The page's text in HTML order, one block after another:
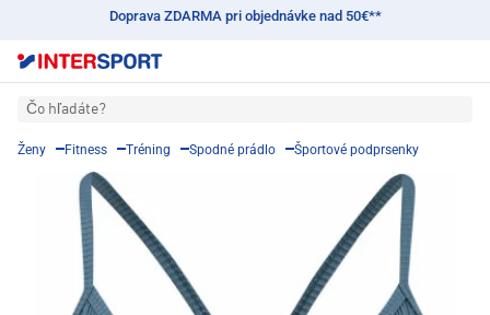
Doprava ZDARMA pri objednávke nad 50€**
Čo hľadáte?
Ženy Fitness Tréning Spodné prádlo Športové podprsenky